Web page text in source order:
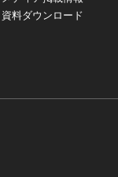
資料ダウンロード